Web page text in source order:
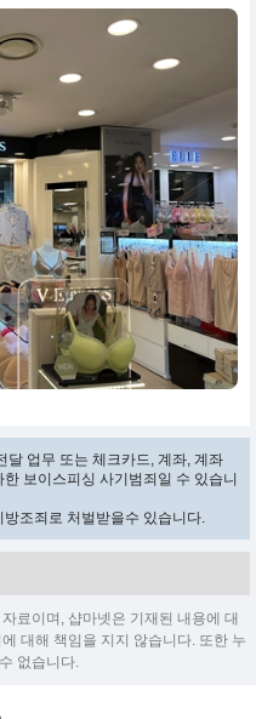
달 업무 또는 체크카드, 계좌, 계좌
보이스피싱 사기범죄일 수 있습니
조죄로 처벌받을수 있습니다.
료이며, 샵마넷은 기재된 내용에 대
대해 책임을 지지 않습니다. 또한 누
없습니다.